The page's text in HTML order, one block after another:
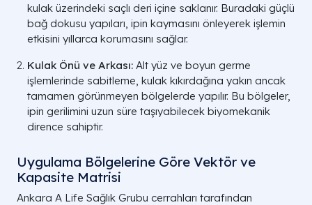
Reaksiyon Riski
Güvenlik
Minimal (Biyo-uyumlu)
kulak üzerindeki saçlı deri içine saklanır. Buradaki güçlü
bağ dokusu yapıları, ipin kaymasını önleyerek işlemin
etkisini yıllarca korumasını sağlar.
Kulak Önü ve Arkası: Alt yüz ve boyun germe
işlemlerinde sabitleme, kulak kıkırdağına yakın ancak
tamamen görünmeyen bölgelerde yapılır. Bu bölgeler,
ipin gerilimini uzun süre taşıyabilecek biyomekanik
dirence sahiptir.
Uygulama Bölgelerine Göre Vektör ve
Kapasite Matrisi
Ankara A Life Sağlık Grubu cerrahları tarafından